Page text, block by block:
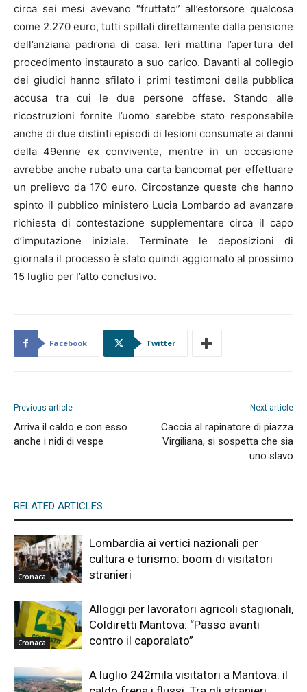
circa sei mesi avevano “fruttato” all’estorsore qualcosa
come 2.270 euro, tutti spillati direttamente dalla pensione
dell’anziana padrona di casa. Ieri mattina l’apertura del
procedimento instaurato a suo carico. Davanti al collegio
dei giudici hanno sfilato i primi testimoni della pubblica
accusa tra cui le due persone offese. Stando alle
ricostruzioni fornite l’uomo sarebbe stato responsabile
anche di due distinti episodi di lesioni consumate ai danni
della 49enne ex convivente, mentre in un occasione
avrebbe anche rubato una carta bancomat per effettuare
un prelievo da 170 euro. Circostanze queste che hanno
spinto il pubblico ministero Lucia Lombardo ad avanzare
richiesta di contestazione supplementare circa il capo
d’imputazione iniziale. Terminate le deposizioni di
giornata il processo è stato quindi aggiornato al prossimo
15 luglio per l’atto conclusivo.
Facebook Twitter
Previous article
Arriva il caldo e con esso
anche i nidi di vespe
Next article
Caccia al rapinatore di piazza
Virgiliana, si sospetta che sia
uno slavo
RELATED ARTICLES
Cronaca
Lombardia ai vertici nazionali per
cultura e turismo: boom di visitatori
stranieri
Cronaca
Alloggi per lavoratori agricoli stagionali,
Coldiretti Mantova: “Passo avanti
contro il caporalato”
A luglio 242mila visitatori a Mantova: il